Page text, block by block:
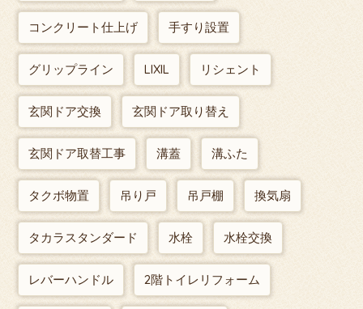
コンクリート仕上げ 手すり設置
グリップライン LIXIL リシェント
玄関ドア交換 玄関ドア取り替え
玄関ドア取替工事 溝蓋 溝ふた
タクボ物置 吊り戸 吊戸棚 換気扇
タカラスタンダード 水栓 水栓交換
レバーハンドル 2階トイレリフォーム